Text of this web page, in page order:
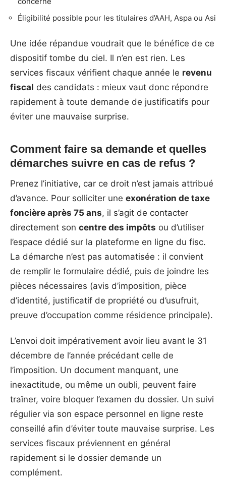
Éligibilité possible pour les titulaires d’AAH, Aspa ou Asi
Une idée répandue voudrait que le bénéfice de ce
dispositif tombe du ciel. Il n’en est rien. Les
services fiscaux vérifient chaque année le revenu
fiscal des candidats : mieux vaut donc répondre
rapidement à toute demande de justificatifs pour
éviter une mauvaise surprise.
Comment faire sa demande et quelles
démarches suivre en cas de refus ?
Prenez l’initiative, car ce droit n’est jamais attribué
d’avance. Pour solliciter une exonération de taxe
foncière après 75 ans, il s’agit de contacter
directement son centre des impôts ou d’utiliser
l’espace dédié sur la plateforme en ligne du fisc.
La démarche n’est pas automatisée : il convient
de remplir le formulaire dédié, puis de joindre les
pièces nécessaires (avis d’imposition, pièce
d’identité, justificatif de propriété ou d’usufruit,
preuve d’occupation comme résidence principale).
L’envoi doit impérativement avoir lieu avant le 31
décembre de l’année précédant celle de
l’imposition. Un document manquant, une
inexactitude, ou même un oubli, peuvent faire
traîner, voire bloquer l’examen du dossier. Un suivi
régulier via son espace personnel en ligne reste
conseillé afin d’éviter toute mauvaise surprise. Les
services fiscaux préviennent en général
rapidement si le dossier demande un
complément.